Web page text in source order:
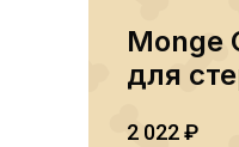
Monge
для
2 022₽